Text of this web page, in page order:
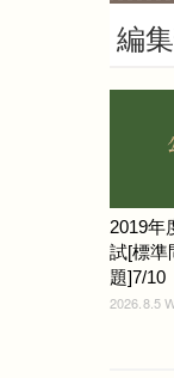
編
2019年
試[標準
題]7/10
2026.8.5